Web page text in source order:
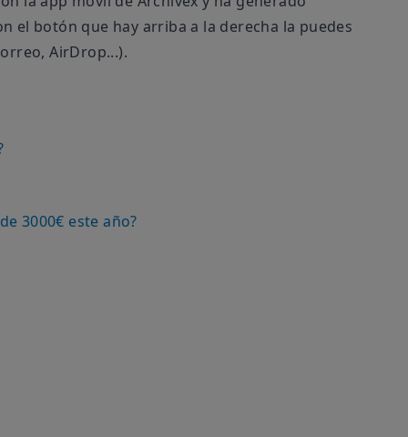
el botón que hay arriba a la derecha la puedes
AirDrop...).
3000€ este año?